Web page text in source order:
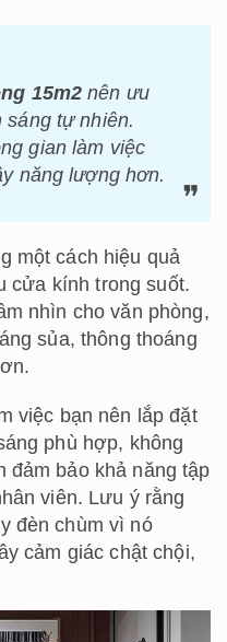
15m2nên ưu
sáng tự nhiên.
gian làm việc
năng lượng hơn.
một cách hiệu quả
cửa kính trong suốt.
nhìn cho văn phòng,
sủa, thông thoáng
việc bạn nên lắp đặt
phù hợp, không
đảm bảo khả năng tập
viên. Lưu ý rằng
đèn chùm vì nó
cảm giác chật chội,